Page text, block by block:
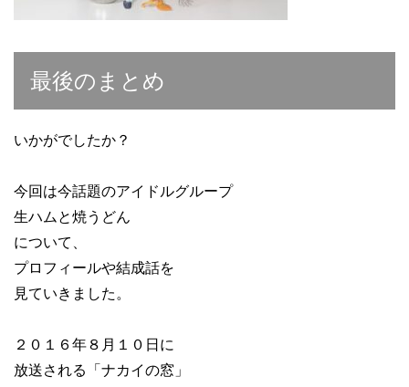
最後のまとめ
いかがでしたか？
今回は今話題のアイドルグループ
生ハムと焼うどん
について、
プロフィールや結成話を
見ていきました。
２０１６年８月１０日に
放送される「ナカイの窓」